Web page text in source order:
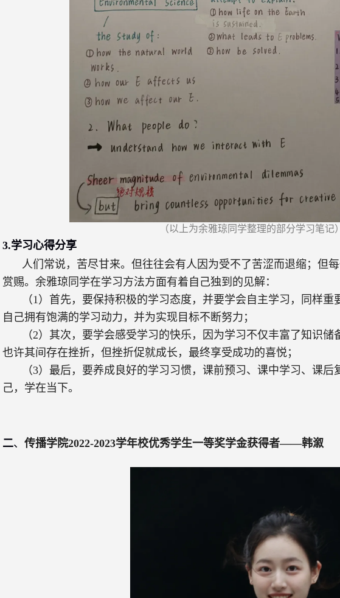
（以上为余雅琼 同学整理的部分学习笔记）
3.学习心得分享
人们常说，苦尽甘来。但往往会有人因为受不了苦涩而退缩；但
赏赐。余雅琼同学在学习方法方面有着自己独到的见解：
（1）首先，要保持积极的学习态度，并要学会自主学习，同样
自己拥有饱满的学习动力，并为实现目标不断努力；
（2）其次，要学会感受学习的快乐，因为学习不仅丰富了知识储
也许其间存在挫折，但挫折促就成长，最终享受成功的喜悦；
（3）最后，要养成良好的学习习惯，课前预习、课中学习、课后
己，学在当下。
二、 传播学院2022-2023学年校优秀学生一等奖学金获得者——韩溆